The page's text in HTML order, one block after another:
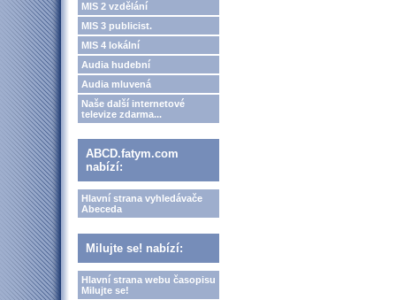
MIS 2 vzdělání
MIS 3 publicist.
MIS 4 lokální
Audia hudební
Audia mluvená
Naše další internetové
televize zdarma...
ABCD.fatym.com
nabízí:
Hlavní strana vyhledávače
Abeceda
Milujte se! nabízí:
Hlavní strana webu časopisu
Milujte se!